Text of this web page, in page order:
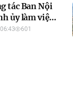
tác Ban Nội
ủy làm việc
Trung và
601